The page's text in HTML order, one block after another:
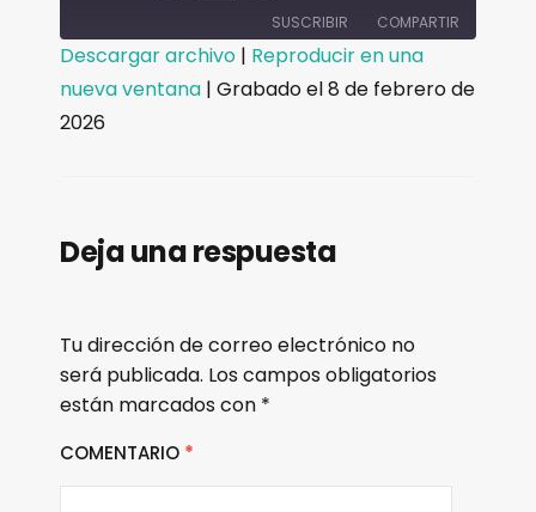
SUSCRIBIR COMPARTIR
COMPAR
TIR
Descargar archivo | Reproducir en una
nueva ventana | Grabado el 8 de febrero de
2026
Deja una respuesta
Tu dirección de correo electrónico no
será publicada. Los campos obligatorios
están marcados con *
COMENTARIO *